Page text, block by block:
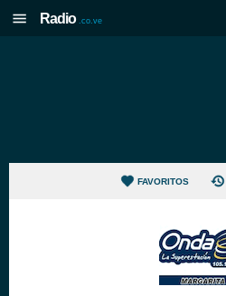
Radio .co.ve
FAVORITOS